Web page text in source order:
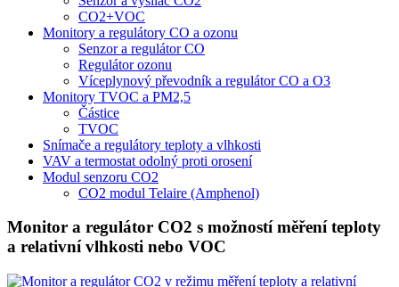
CO2+VOC
Monitory a regulátory CO a ozonu
Senzor a regulátor CO
Regulátor ozonu
Víceplynový převodník a regulátor CO a O3
Monitory TVOC a PM2,5
Částice
TVOC
Snímače a regulátory teploty a vlhkosti
VAV a termostat odolný proti orosení
Modul senzoru CO2
CO2 modul Telaire (Amphenol)
Monitor a regulátor CO2 s možností měření teploty
a relativní vlhkosti nebo VOC